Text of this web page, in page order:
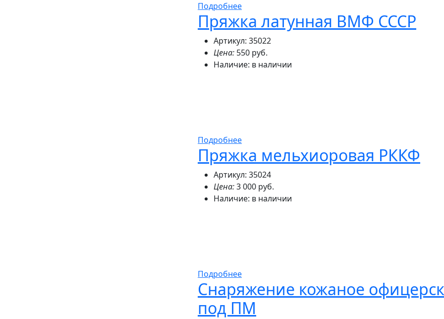
Подробнее
Пряжка латунная ВМФ СССР
Артикул: 35022
Цена: 550 руб.
Наличие: в наличии
Подробнее
Пряжка мельхиоровая РККФ
Артикул: 35024
Цена:3 000 руб.
Наличие: в наличии
Подробнее
Снаряжение кожаное
под ПМ